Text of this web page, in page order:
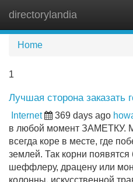
directorylandia
Home
1
Лучшая сторона заказать
Internet 369 days ago
в любой момент ЗАМЕТКУ.
всегда коре в месте, где
землей. Так корни
шеффлеру, драцену или
колонны, искусственной